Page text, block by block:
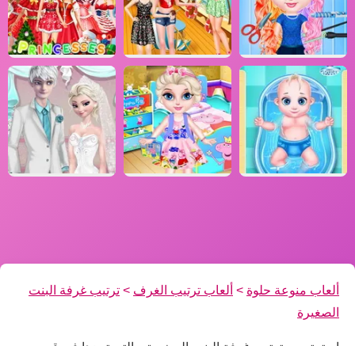
ألعاب منوعة حلوة > ألعاب ترتيب الغرف > ترتيب غرفة البنت
الصغيرة